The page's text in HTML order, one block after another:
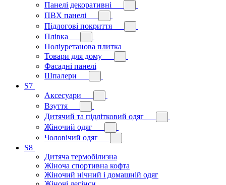
Панелі декоративні
ПВХ панелі
Підлогові покриття
Плівка
Поліуретанова плитка
Товари для дому
Фасадні панелі
Шпалери
S7
Аксесуари
Взуття
Дитячий та підлітковий одяг
Жіночий одяг
Чоловічий одяг
S8
Дитяча термобілизна
Жіноча спортивна кофта
Жіночий нічний і домашній одяг